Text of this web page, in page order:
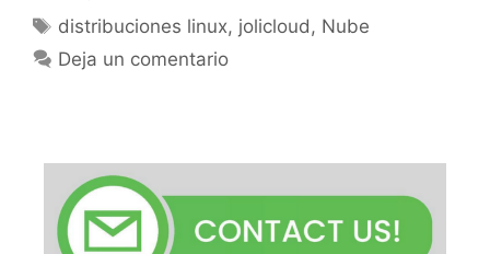
Etiquetas
distribuciones linux, jolicloud , Nube
Deja un comentario